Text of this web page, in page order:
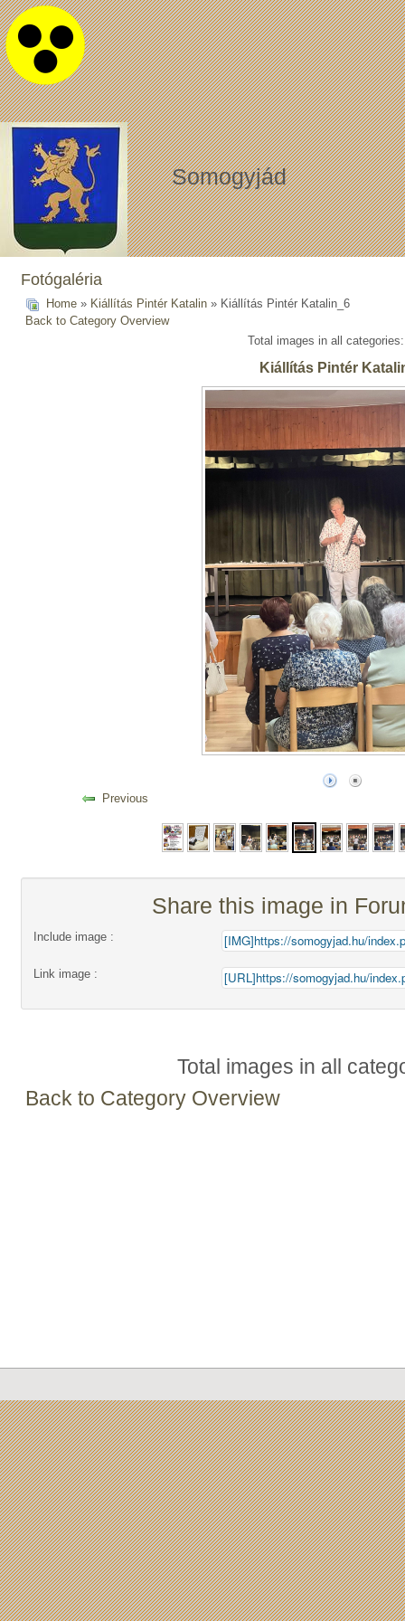
Somogyjád
Fotógaléria
Home » Kiállítás Pintér Katalin » Kiállítás Pintér Katalin_6
Back to Category Overview
Total images in all
Kiállítás Pintér
Previous
Share this image in
Include image :
Link image :
Total images in all
Back to Category Overview